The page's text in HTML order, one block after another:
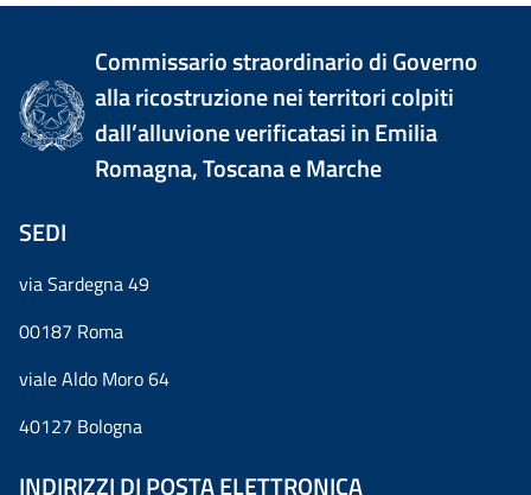
Commissario straordinario di Governo
alla ricostruzione nei territori colpiti
dall’alluvione verificatasi in Emilia
Romagna, Toscana e Marche
SEDI
via Sardegna 49
00187 Roma
viale Aldo Moro 64
40127 Bologna
INDIRIZZI DI POSTA ELETTRONICA